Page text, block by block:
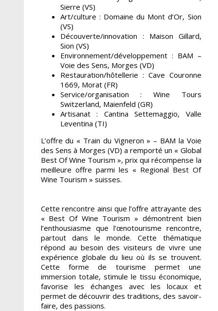
Sierre (VS)
Art/culture : Domaine du Mont d’Or, Sion
(VS)
Découverte/innovation : Maison Gillard,
Sion (VS)
Environnement/développement : BAM –
Voie des Sens, Morges (VD)
Restauration/hôtellerie : Cave Couronne
1669, Morat (FR)
Service/organisation : Wine Tours
Switzerland, Maienfeld (GR)
Artisanat : Cantina Settemaggio, Valle
Leventina (TI)
L’offre du « Train du Vigneron » – BAM la Voie
des Sens à Morges (VD) a remporté un « Global
Best Of Wine Tourism », prix qui récompense la
meilleure offre parmi les « Regional Best Of
Wine Tourism » suisses.
Cette rencontre ainsi que l’offre attrayante des
« Best Of Wine Tourism » démontrent bien
l’enthousiasme que l’œnotourisme rencontre,
partout dans le monde. Cette thématique
répond au besoin des visiteurs de vivre une
expérience globale du lieu où ils se trouvent.
Cette forme de tourisme permet une
immersion totale, stimule le tissu économique,
favorise les échanges avec les locaux et
permet de découvrir des traditions, des savoir-
faire, des passions.